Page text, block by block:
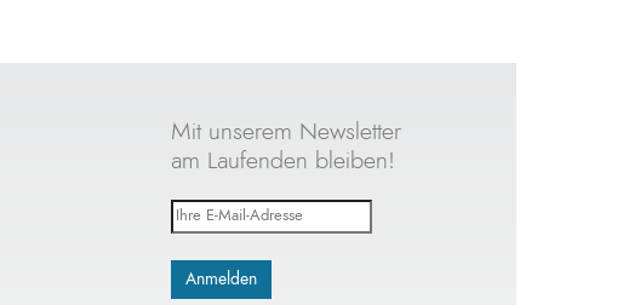
Mit unserem Newsletter
am Laufenden bleiben!